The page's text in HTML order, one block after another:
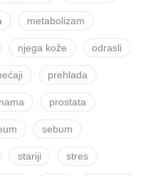
metabolizam
njega kože odrasli
prehlada
prostata
sebum
stariji stres